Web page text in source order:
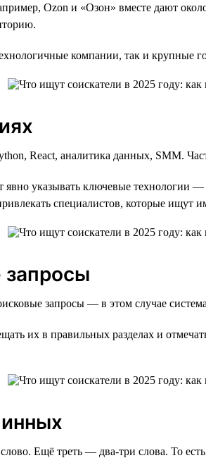
Ozon и «Озон» вместе дают
компании, так и крупные
React, аналитика данных, SMM.
явно указывать ключевые технологии
специалистов, которые ищут
запросы
запросы — в этом случае
их в правильных разделах и
Ещё треть — два-три слова. То